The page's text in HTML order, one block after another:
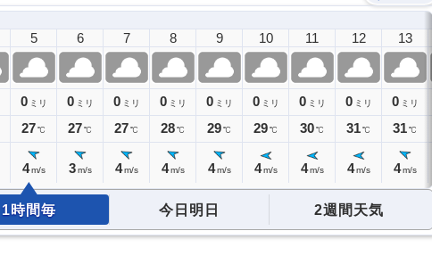
5
0 ミリ
27℃
4 m/s
6
0 ミリ
27℃
3 m/s
7
0 ミリ
27℃
4 m/s
8
0 ミリ
28℃
4 m/s
9
0 ミリ
29℃
4 m/s
10
0 ミリ
29℃
4 m/s
11
0 ミリ
30℃
4 m/s
12
0 ミリ
31℃
4 m/s
13
0 ミリ
31℃
4 m/s
1時間毎 今日明日 2週間天気